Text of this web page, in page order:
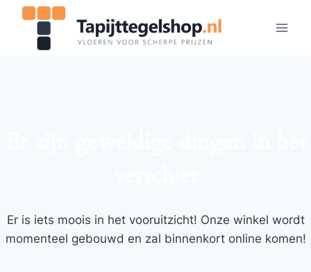
Doorgaan
inhoud
Er is iets moois in het vooruitzicht! Onze winkel wordt
momenteel gebouwd en zal binnenkort online komen!